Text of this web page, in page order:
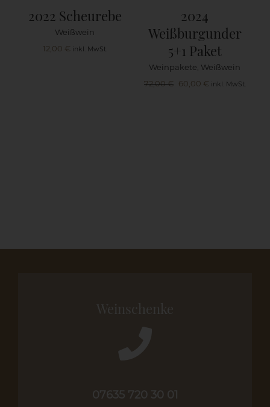
2022 Scheurebe
Weißwein
12,00 € inkl. MwSt.
2024
Weißburgunder
5+1 Paket
Weinpakete Weißwein
72,00€ Ursprünglicher
60,00 € Aktueller
inkl. MwSt.
Weinschenke
07635 720 30 01